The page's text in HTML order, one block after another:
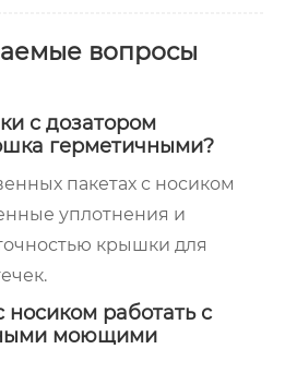
вопросы
с дозатором
герметичными?
пакетах с носиком
уплотнения и
крышки для
носиком работать с
моющими